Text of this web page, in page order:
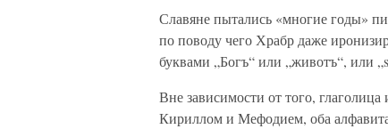
Славяне пытались «многие годы»
по поводу чего Храбр даже
буквами „Богъ“ или „животъ“, или
Вне зависимости от того,
Кириллом и Мефодием, оба